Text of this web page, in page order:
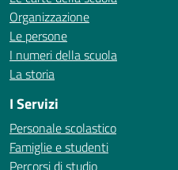
Organizzazione
Le persone
I numeri della scuola
La storia
I Servizi
Personale scolastico
Famiglie e studenti
Percorsi di studio